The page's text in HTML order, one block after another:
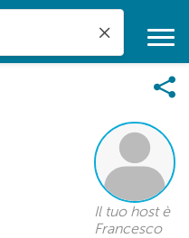
Il tuo host è
Francesco